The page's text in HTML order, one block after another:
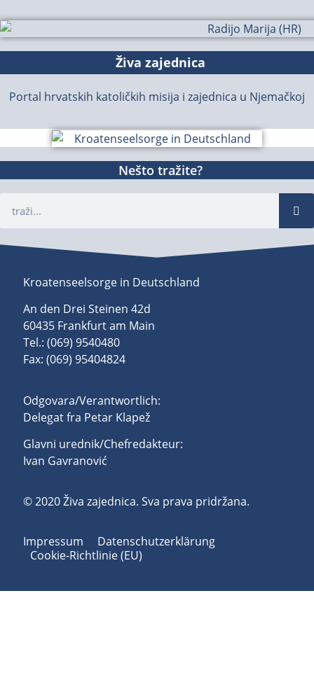
Živa zajednica
Portal hrvatskih katoličkih misija i zajednica u Njemačkoj
Nešto tražite?
Kroatenseelsorge in Deutschland
An den Drei Steinen 42d
60435 Frankfurt am Main
Tel.: (069) 9540480
Fax: (069) 95404824
Odgovara/Verantwortlich:
Delegat fra Petar Klapež
Glavni urednik/Chefredakteur:
Ivan Gavranović
© 2020 Živa zajednica. Sva prava pridržana.
Impressum
Datenschutzerklärung
Cookie-Richtlinie (EU)